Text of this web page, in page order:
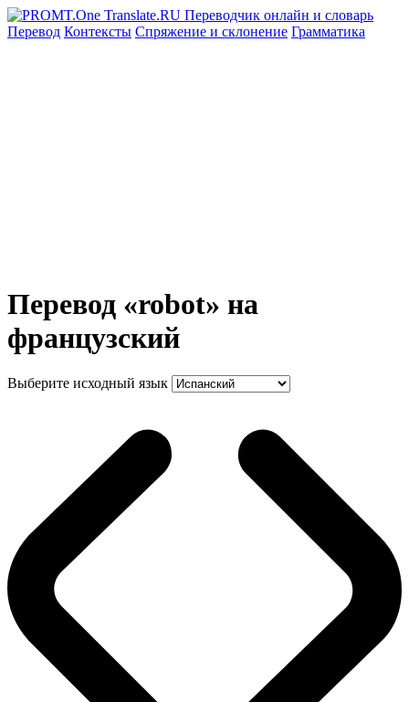
Перевод Контексты Спряжение и склонение Грамматика
Перевод «robot» на
французский
Выберите исходный язык